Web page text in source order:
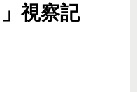
視察記